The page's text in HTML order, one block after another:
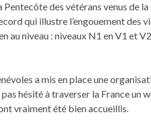
des vétérans venus de
qui illustre l’engouement
au niveau : niveaux N1 en V1 et
a mis en place une
hésité à traverser la France
vraiment été bien accueillis.